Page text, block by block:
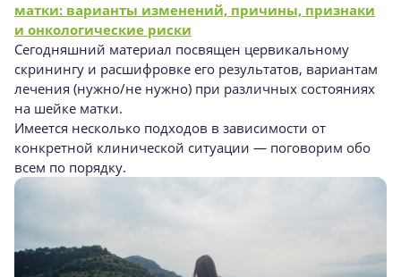
матки: варианты изменений, причины, признаки
и онкологические риски
Сегодняшний материал посвящен цервикальному
скринингу и расшифровке его результатов, вариантам
лечения (нужно/не нужно) при различных состояниях
на шейке матки.
Имеется несколько подходов в зависимости от
конкретной клинической ситуации — поговорим обо
всем по порядку.